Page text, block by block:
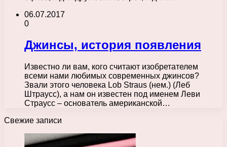
06.07.2017
0
Джинсы, история появления
Известно ли вам, кого считают изобретателем
всеми нами любимых современных джинсов?
Звали этого человека Lob Straus (нем.) (Леб
Штраусс), а нам он известен под именем Леви
Страусс – основатель американской…
Свежие записи